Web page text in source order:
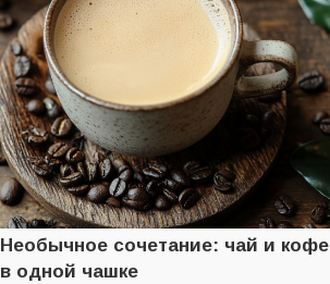
Необычное сочетание: чай и кофе
в одной чашке